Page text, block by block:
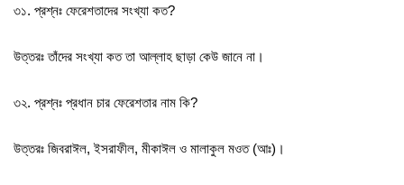
৩১. প্রশ্নঃ ফেরেশতাদের সংখ্যা কত?
উত্তরঃ তাঁদের সংখ্যা কত তা আল্লাহ ছাড়া কেউ জানে না।
৩২. প্রশ্নঃ প্রধান চার ফেরেশতার নাম কি?
উত্তরঃ জিবরাঈল, ইসরাফীল, মীকাঈল ও মালাকুল মওত (আঃ)।